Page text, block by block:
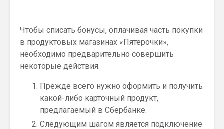
Чтобы списать бонусы, оплачивая часть покупки
в продуктовых магазинах «Пятерочки»,
необходимо предварительно совершить
некоторые действия.
Прежде всего нужно оформить и получить
какой-либо карточный продукт,
предлагаемый в Сбербанке.
Следующим шагом является подключение